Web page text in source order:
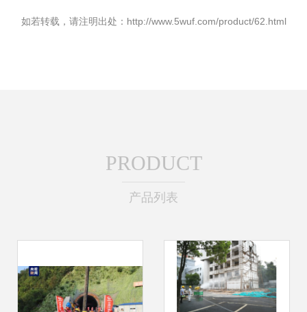
如若转载，请注明出处：http://www.5wuf.com/product/62.html
PRODUCT
产品列表